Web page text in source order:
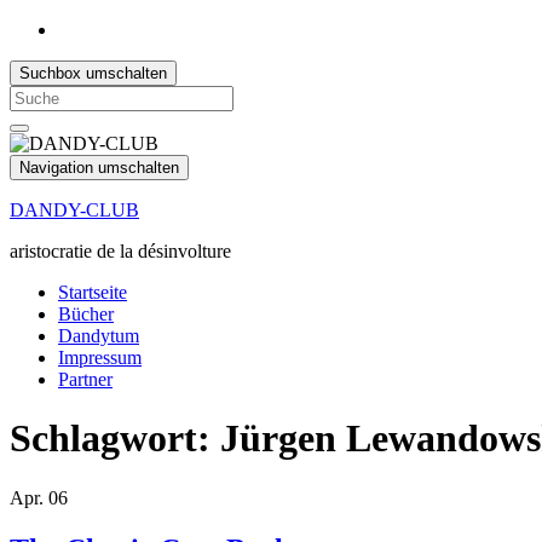
Suchbox umschalten
Search
for:
Navigation umschalten
DANDY-CLUB
aristocratie de la désinvolture
Startseite
Bücher
Dandytum
Impressum
Partner
Schlagwort: Jürgen
Apr. 06